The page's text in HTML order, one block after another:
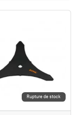
Rupture de stock